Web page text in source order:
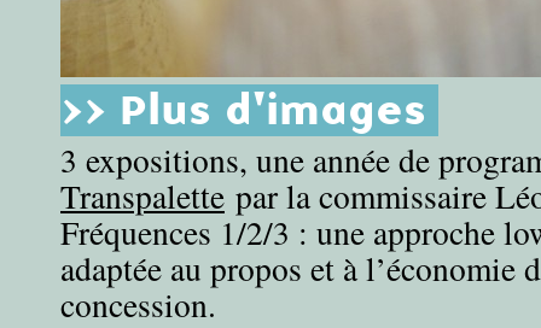
>> Plus d'images
3 expositions, une année de
Transpalette par la commissaire
Fréquences 1/2/3 : une approche
adaptée au propos et à l’économie
concession.